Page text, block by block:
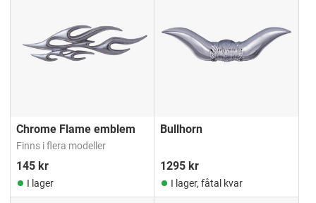
Chrome Flame emblem
Finns i flera modeller
145 kr
I lager
Bullhorn
1295 kr
I lager, fåtal kvar